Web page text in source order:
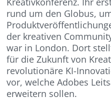
rund um den Globus,
der kreativen
war in London. Dort
für die Zukunft von
revolutionäre KI-
vor, welche Adobes
erweitern sollen.